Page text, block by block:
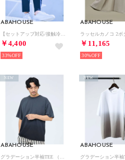
ABAHOUSE
￥4,400
33%
ABAHOUSE
￥11,165
30%
ABAHOUSE
NEW
ABAHOUSE
NEW